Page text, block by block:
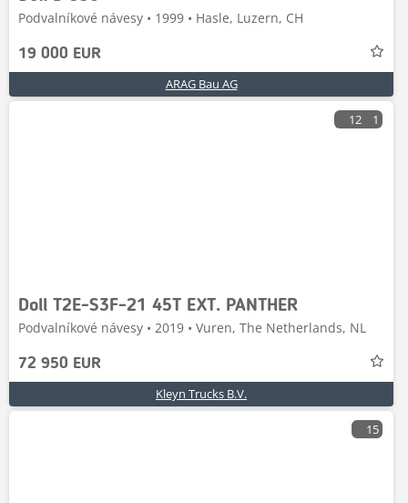
Podvalníkové návesy • 1999 • Hasle, Luzern, CH
19 000 EUR
ARAG Bau AG
12 1
Doll T2E-S3F-21 45T EXT. PANTHER
Podvalníkové návesy • 2019 • Vuren, The Netherlands, NL
72 950 EUR
Kleyn Trucks B.V.
15